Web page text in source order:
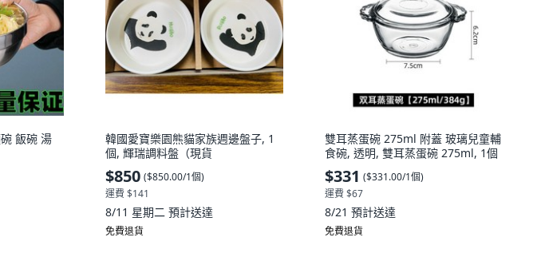
飯碗 湯
韓國愛寶樂園熊貓家族週邊盤子, 1
個, 輝瑞調料盤（現貨
$850 ($850.00/1個)
運費 $141
8/11 星期二 預計送達
免費退貨
雙耳蒸蛋碗 275ml 附蓋 玻璃兒童輔
食碗, 透明, 雙耳蒸蛋碗 275ml, 1個
$331 ($331.00/1個)
運費 $67
8/21 預計送達
免費退貨